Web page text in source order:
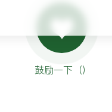
鼓励一下（）